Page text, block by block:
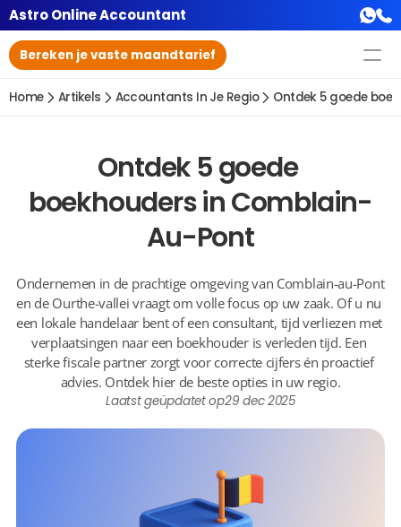
Astro Online Accountant
Bereken je vaste maandtarief
Home Artikels Accountants In Je Regio Ontdek 5 goede
Ontdek 5 goede
boekhouders in Comblain-
Au-Pont
Ondernemen in de prachtige omgeving van Comblain-au-Pont
en de Ourthe-vallei vraagt om volle focus op uw zaak. Of u nu
een lokale handelaar bent of een consultant, tijd verliezen met
verplaatsingen naar een boekhouder is verleden tijd. Een
sterke fiscale partner zorgt voor correcte cijfers én proactief
advies. Ontdek hier de beste opties in uw regio.
Laatst geüpdatet op29 dec 2025